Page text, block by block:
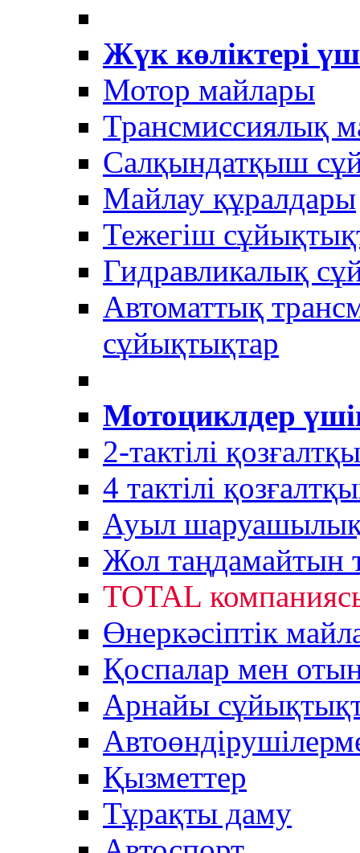
Жүк көліктері
Мотор майлары
Трансмиссиялық
Салқындатқыш
Майлау құралдары
Тежегіш
Гидравликалық
Автоматтық
сұйықтықтар
Мотоциклдер
2-тактілі
4 тактілі
Ауыл шаруашылық
Жол таңдамайтын
TOTAL
Өнеркәсіптік
Қоспалар мен
Арнайы
Қызметтер
Тұрақты даму